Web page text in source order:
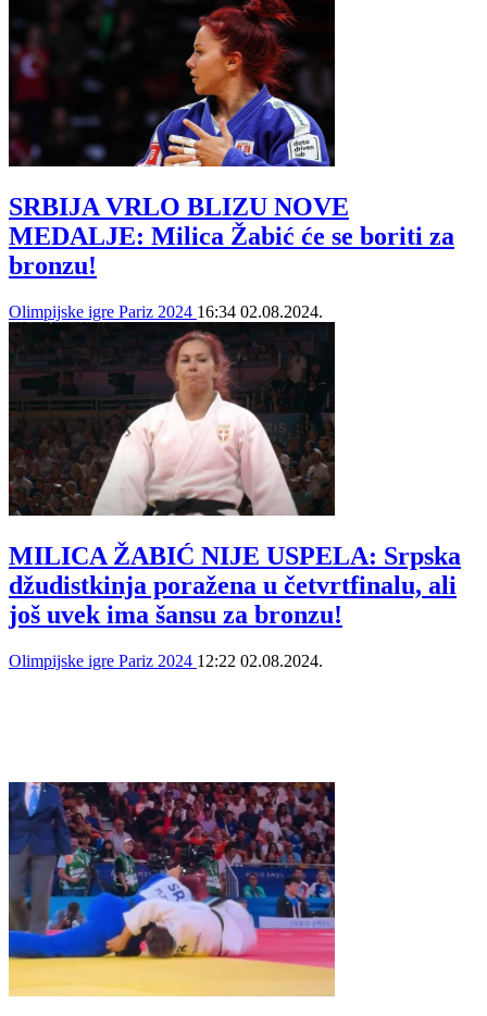
SRBIJA VRLO BLIZU NOVE
MEDALJE: Milica Žabić će se boriti za
bronzu!
Olimpijske igre Pariz 2024 16:34 02.08.2024.
MILICA ŽABIĆ NIJE USPELA: Srpska
džudistkinja poražena u četvrtfinalu, ali
još uvek ima šansu za bronzu!
Olimpijske igre Pariz 2024 12:22 02.08.2024.